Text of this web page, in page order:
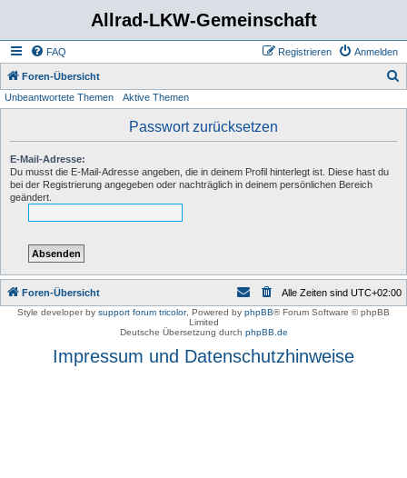
Allrad-LKW-Gemeinschaft
FAQ Anmelden
Registrieren
Foren-Übersicht
Unbeantwortete Themen Aktive Themen
Passwort zurücksetzen
E-Mail-Adresse:
Du musst die E-Mail-Adresse angeben, die in deinem Profil hinterlegt ist. Diese hast du
bei der Registrierung angegeben oder nachträglich in deinem persönlichen Bereich
geändert.
Foren-Übersicht Alle Zeiten sind UTC+02:00
Style developer by support forum tricolor, Powered by phpBB® Forum Software © phpBB
Limited
Deutsche Übersetzung durch phpBB.de
Impressum und Datenschutzhinweise